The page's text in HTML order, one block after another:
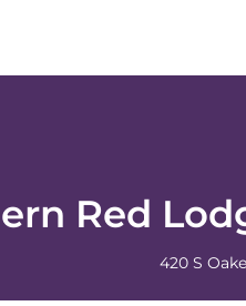
Red
420 S
- Walk to Broadway Ave